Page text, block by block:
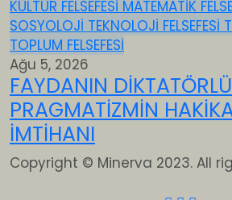
KÜLTÜR FELSEFESİ MATEMATİK
SOSYOLOJİ TEKNOLOJİ FELSEFESİ
TOPLUM FELSEFESİ
Ağu 5, 2026
FAYDANIN
PRAGMATİZMİN
İMTİHANI
Copyright © Minerva 2023. All